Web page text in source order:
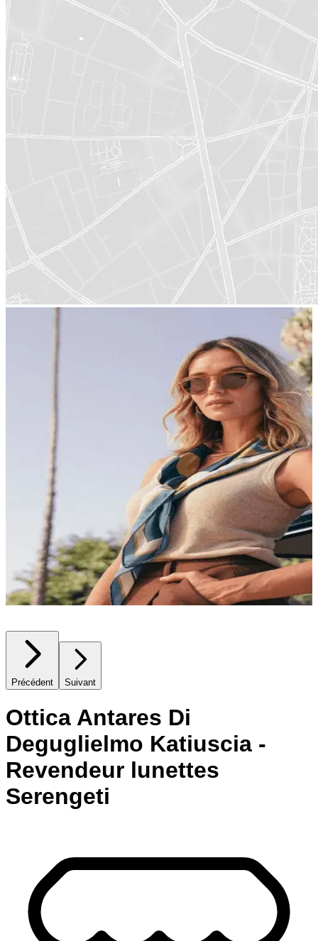
Précédent Suivant
Ottica Antares Di
Deguglielmo Katiuscia -
Revendeur lunettes
Serengeti